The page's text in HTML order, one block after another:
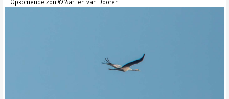
Opkomende zon ©Martien van Dooren